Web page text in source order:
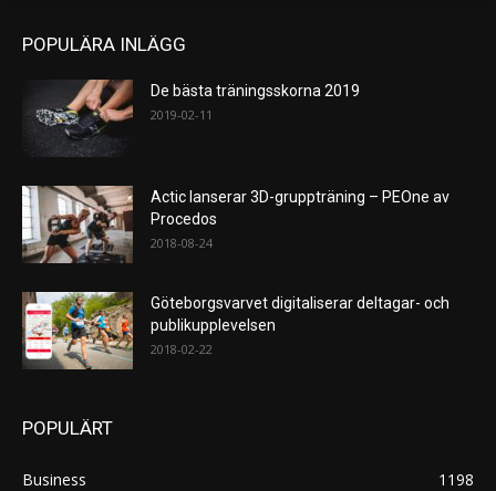
POPULÄRA INLÄGG
De bästa träningsskorna 2019
2019-02-11
Actic lanserar 3D-gruppträning – PEOne av
Procedos
2018-08-24
Göteborgsvarvet digitaliserar deltagar- och
publikupplevelsen
2018-02-22
POPULÄRT
Business
1198